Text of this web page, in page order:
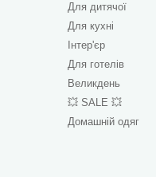
Для дитячої
Для кухні
Інтер'єр
Для готелів
Великдень
💥 SALE 💥
Домашній одяг